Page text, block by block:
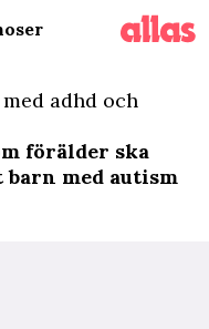
adhd och
förälder ska
med autism